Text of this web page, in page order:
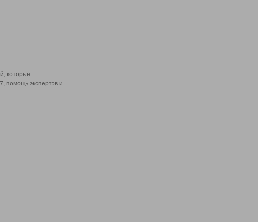
которые
помощь экспертов и